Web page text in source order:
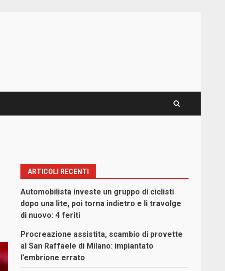
ARTICOLI RECENTI
Automobilista investe un gruppo di ciclisti
dopo una lite, poi torna indietro e li travolge
di nuovo: 4 feriti
Procreazione assistita, scambio di provette
al San Raffaele di Milano: impiantato
l’embrione errato